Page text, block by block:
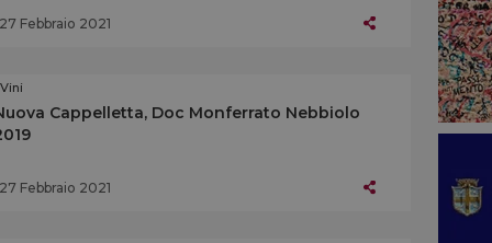
27 Febbraio 2021
Cappelletta, Doc Monferrato Nebbiolo
27 Febbraio 2021